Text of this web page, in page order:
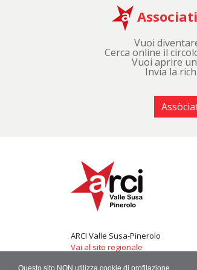
Questo sito NON utilizza cookie di profilazione.
Vuoi
Cerca online il
Vuoi aprire
Invia la
ARCI Valle Susa-Pinerolo
Vai al sito regionale